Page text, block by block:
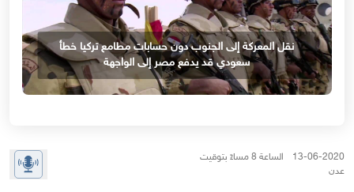
نقل المعركة إلى الجنوب دون حسابات مطامع تركيا خطأ
سعودي قد يدفع مصر إلى الواجهة
13-06-2020 الساعة 8 مساءً بتوقيت
عدن